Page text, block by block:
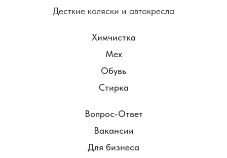
Десткие коляски и автокресла
Химчистка
Мех
Обувь
Стирка
Вопрос-Ответ
Вакансии
Для бизнеса